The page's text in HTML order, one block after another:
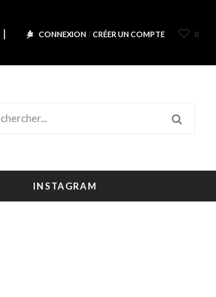
| CONNEXION /CRÉER UN COMPTE 0
FACEBOOKINSTAGRAM